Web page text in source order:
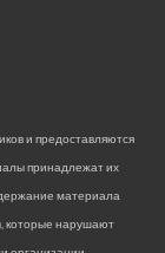
и предоставляются
принадлежат их
материала
которые нарушают